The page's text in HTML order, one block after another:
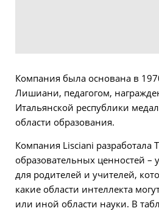
Компания была основана в
Лишиани, педагогом,
Итальянской республики
области образования.
Компания Lisciani разработала
образовательных ценностей –
для родителей и учителей,
какие области интеллекта
или иной области науки. В